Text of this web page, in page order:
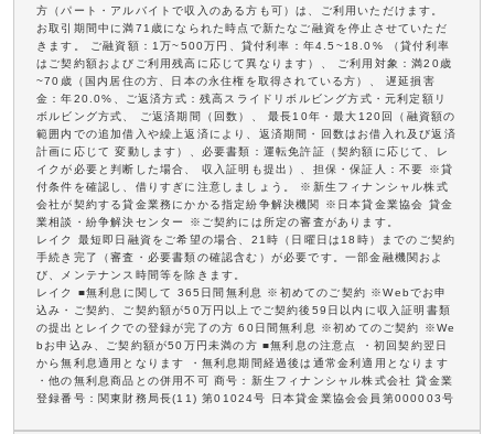
方（パート・アルバイトで収入のある方も可）は、ご利用いただけます。
お取引期間中に満71歳になられた時点で新たなご融資を停止させていただ
きます。 ご融資額：1万~500万円、貸付利率：年4.5~18.0% （貸付利率
はご契約額およびご利用残高に応じて異なります）、 ご利用対象：満20歳
~70歳（国内居住の方、日本の永住権を取得されている方）、 遅延損害
金：年20.0%、ご返済方式：残高スライドリボルビング方式・元利定額リ
ボルビング方式、 ご返済期間（回数）、 最長10年・最大120回（融資額の
範囲内での追加借入や繰上返済により、返済期間・回数はお借入れ及び返済
計画に応じて 変動します）、必要書類：運転免許証（契約額に応じて、レ
イクが必要と判断した場合、 収入証明も提出）、担保・保証人：不要 ※貸
付条件を確認し、借りすぎに注意しましょう。 ※新生フィナンシャル株式
会社が契約する貸金業務にかかる指定紛争解決機関 ※日本貸金業協会 貸金
業相談・紛争解決センター ※ご契約には所定の審査があります。
レイク 最短即日融資をご希望の場合、21時（日曜日は18時）までのご契約
手続き完了（審査・必要書類の確認含む）が必要です。一部金融機関およ
び、メンテナンス時間等を除きます。
レイク ■無利息に関して 365日間無利息 ※初めてのご契約 ※Webでお申
込み・ご契約、ご契約額が50万円以上でご契約後59日以内に収入証明書類
の提出とレイクでの登録が完了の方 60日間無利息 ※初めてのご契約 ※We
bお申込み、ご契約額が50万円未満の方 ■無利息の注意点 ・初回契約翌日
から無利息適用となります ・無利息期間経過後は通常金利適用となります
・他の無利息商品との併用不可 商号：新生フィナンシャル株式会社 貸金業
登録番号：関東財務局長(11) 第01024号 日本貸金業協会会員第000003号